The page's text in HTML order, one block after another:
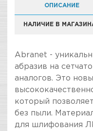
ОПИСАНИЕ
НАЛИЧИЕ В
Abranet -
абразив на
аналогов. Это
который
без пыли.
для шлифования